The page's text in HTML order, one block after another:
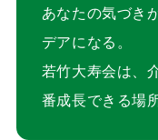
あなたの気づき
デアになる。
若竹大寿会は、
番成長できる場